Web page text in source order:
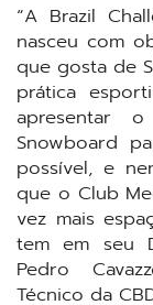
“A Brazil
nasceu com
que gosta de
prática
apresentar
Snowboard
possível, e
que o Club
vez mais
tem em seu
Pedro
Técnico da